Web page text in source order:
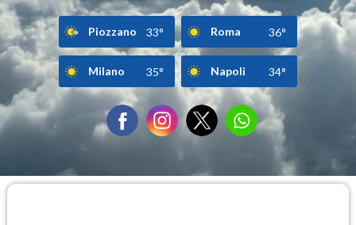
Piozzano 33° Roma 36°
Milano 35° Napoli 34°